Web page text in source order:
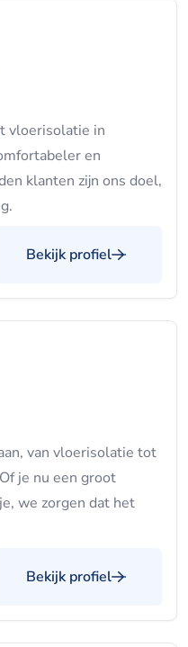
vloerisolatie in
en
klanten zijn ons doel,
Bekijk profiel
van vloerisolatie tot
je nu een groot
we zorgen dat het
Bekijk profiel